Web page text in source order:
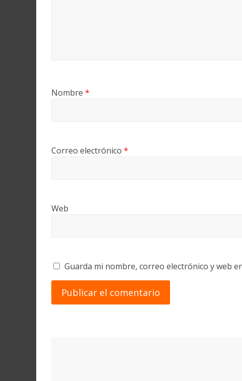
Nombre *
Correo electrónico *
Web
Guarda mi nombre, correo electrónico y web